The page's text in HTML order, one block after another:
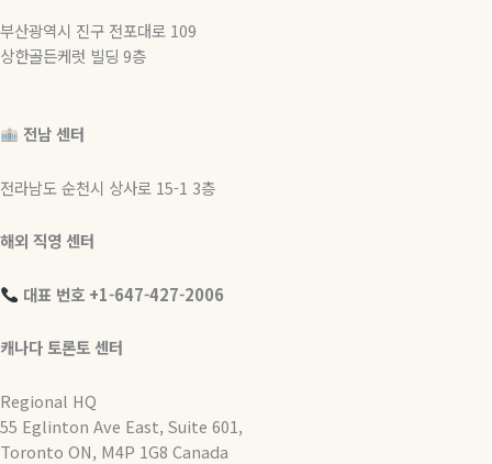
부산광역시 진구 전포대로 109
상한골든케럿 빌딩 9층
전남 센터
전라남도 순천시 상사로 15-1 3층
해외 직영 센터
대표 번호 +1-647-427-2006
캐나다 토론토 센터
Regional HQ
55 Eglinton Ave East, Suite 601,
Toronto ON, M4P 1G8 Canada